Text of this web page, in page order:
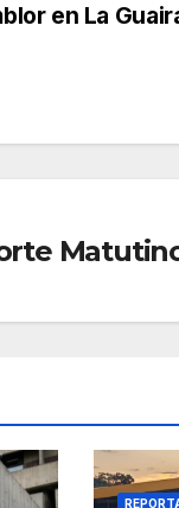
en La